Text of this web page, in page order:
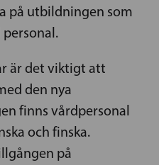
på utbildningen som
är det viktigt att
den nya
finns vårdpersonal
och finska.
på